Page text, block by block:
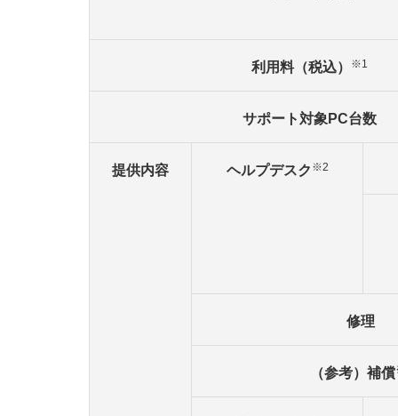
利用料（税込） ※1
サポート対象PC台数
提供内容 ヘルプデスク ※2
修理
（参考）補償